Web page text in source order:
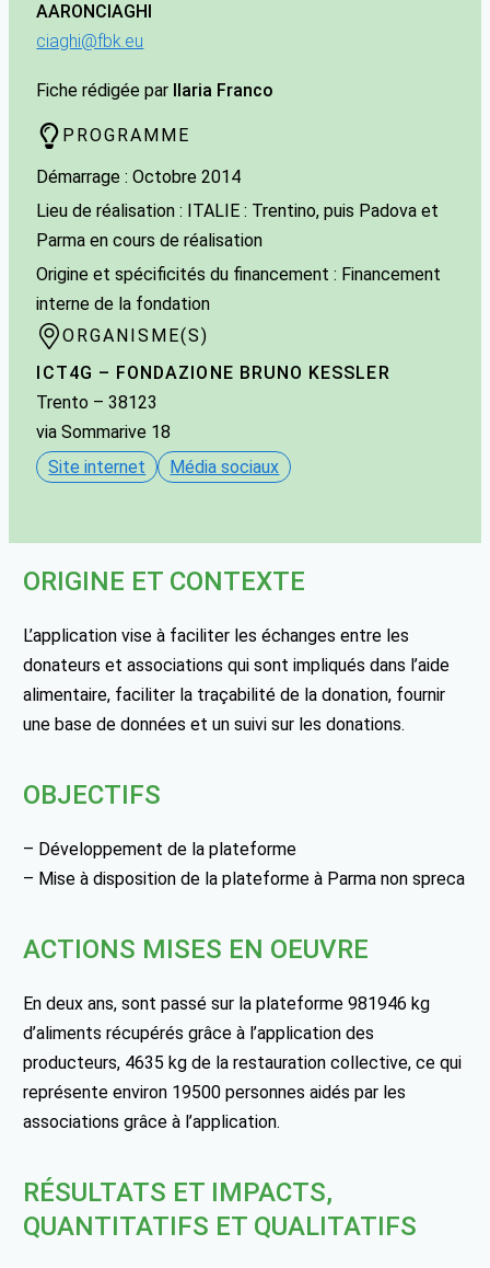
AARONCIAGHI
ciaghi@fbk.eu
Fiche rédigée par Ilaria Franco
PROGRAMME
Démarrage : Octobre 2014
Lieu de réalisation : ITALIE : Trentino, puis Padova et
Parma en cours de réalisation
Origine et spécificités du financement : Financement
interne de la fondation
ORGANISME(S)
ICT4G – FONDAZIONE BRUNO KESSLER
Trento – 38123
via Sommarive 18
Site internet
Média sociaux
ORIGINE ET CONTEXTE
L’application vise à faciliter les échanges entre les
donateurs et associations qui sont impliqués dans l’aide
alimentaire, faciliter la traçabilité de la donation, fournir
une base de données et un suivi sur les donations.
OBJECTIFS
– Développement de la plateforme
– Mise à disposition de la plateforme à Parma non spreca
ACTIONS MISES EN OEUVRE
En deux ans, sont passé sur la plateforme 981946 kg
d’aliments récupérés grâce à l’application des
producteurs, 4635 kg de la restauration collective, ce qui
représente environ 19500 personnes aidés par les
associations grâce à l’application.
RÉSULTATS ET IMPACTS,
QUANTITATIFS ET QUALITATIFS